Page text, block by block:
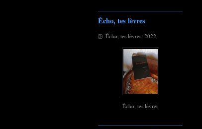
Écho, tes lèvres
Écho, tes lèvres, 2022
Écho, tes lèvres